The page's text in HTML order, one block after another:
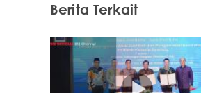
Berita Terkait